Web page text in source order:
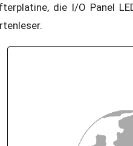
die I/O Panel